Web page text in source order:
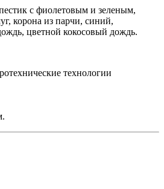
с фиолетовым и зеленым,
корона из парчи, синий,
цветной кокосовый дождь.
технологии